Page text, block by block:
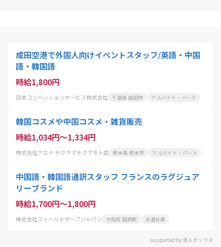
成田空港で外国人向けイベントスタッフ/英語・中国
語・韓国語
時給1,800円
日本コンベンションサービス株式会社 千葉県 成田市 アルバイト・パート
韓国コスメや中国コスメ・雑貨販売
時給1,034円～1,334円
株式会社アエナ サクラマチクマモト店 熊本県 熊本市 アルバイト・パート
中国語・韓国語通訳スタッフ フランスのラグジュア
リーブランド
時給1,700円～1,800円
株式会社フィールドサーブジャパン 大阪府 田尻町 派遣社員
supported by 求人ボックス